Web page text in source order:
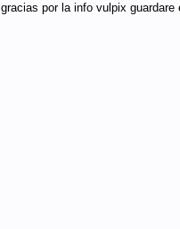
gracias por la info vulpix